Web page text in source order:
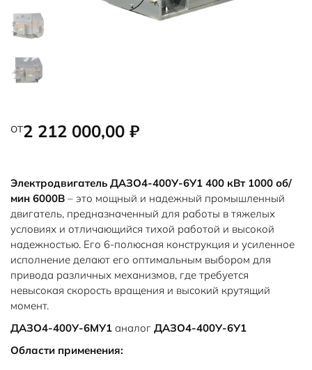
от2 212 000,00 ₽
Электродвигатель ДАЗО4-400У-6У1 400 кВт 1000 об/
мин 6000В – это мощный и надежный промышленный
двигатель, предназначенный для работы в тяжелых
условиях и отличающийся тихой работой и высокой
надежностью. Его 6-полюсная конструкция и усиленное
исполнение делают его оптимальным выбором для
привода различных механизмов, где требуется
невысокая скорость вращения и высокий крутящий
момент.
ДАЗО4-400У-6МУ1 аналог ДАЗО4-400У-6У1
Области применения: